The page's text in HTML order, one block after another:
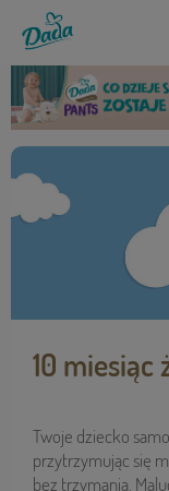
10 miesiąc
Twoje dziecko
przytrzymując się
bez trzymania.